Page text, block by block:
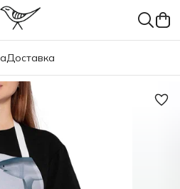
Доставка